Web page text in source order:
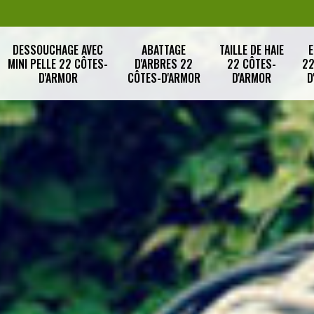
DESSOUCHAGE AVEC
MINI PELLE 22 CÔTES-
D'ARMOR
ABATTAGE
D'ARBRES 22
CÔTES-D'ARMOR
TAILLE DE HAIE
22 CÔTES-
D'ARMOR